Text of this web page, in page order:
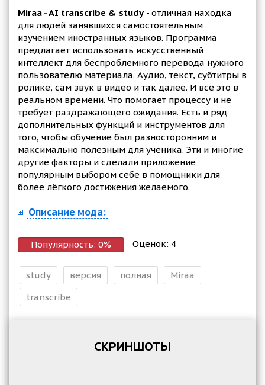
Miraa - AI transcribe & study - отличная находка
для людей занявшихся самостоятельным
изучением иностранных языков. Программа
предлагает использовать искусственный
интеллект для беспроблемного перевода нужного
пользователю материала. Аудио, текст, субтитры в
ролике, сам звук в видео и так далее. И всё это в
реальном времени. Что помогает процессу и не
требует раздражающего ожидания. Есть и ряд
дополнительных функций и инструментов для
того, чтобы обучение был разносторонним и
максимально полезным для ученика. Эти и многие
другие факторы и сделали приложение
популярным выбором себе в помощники для
более лёгкого достижения желаемого.
Описание мода:
Популярность: 0% Оценок: 4
study версия полная
Miraa
transcribe
СКРИНШОТЫ